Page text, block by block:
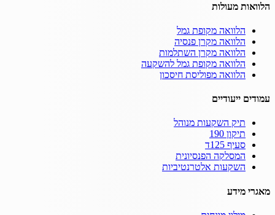
הלוואות מעולות
הלוואה מקופת גמל
הלוואה מקרן פנסיה
הלוואה מקרן השתלמות
הלוואה מקופת גמל להשקעה
הלוואה מפוליסת חיסכון
עמודים ייעודיים
תיק השקעות מנוהל
תיקון 190
סעיף 125ד
המסלקה הפנסיונית
השקעות אלטרנטיביות
מאגרי מידע